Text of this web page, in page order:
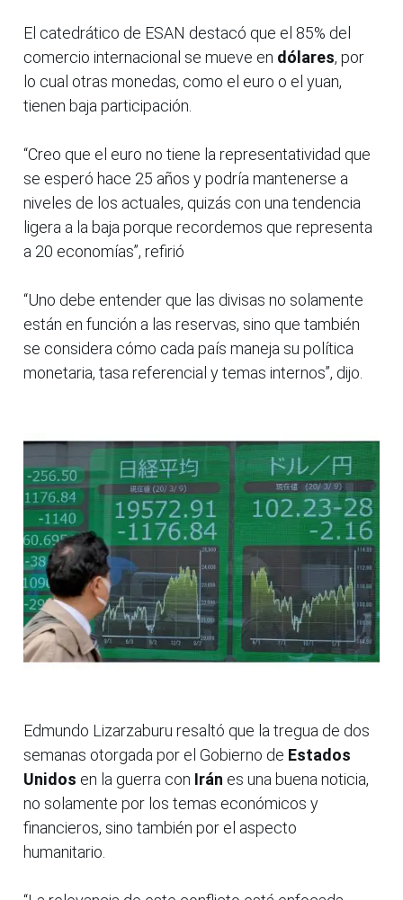
El catedrático de ESAN destacó que el 85% del
comercio internacional se mueve en dólares, por
lo cual otras monedas, como el euro o el yuan,
tienen baja participación.
“Creo que el euro no tiene la representatividad que
se esperó hace 25 años y podría mantenerse a
niveles de los actuales, quizás con una tendencia
ligera a la baja porque recordemos que representa
a 20 economías”, refirió
“Uno debe entender que las divisas no solamente
están en función a las reservas, sino que también
se considera cómo cada país maneja su política
monetaria, tasa referencial y temas internos”, dijo.
Edmundo Lizarzaburu resaltó que la tregua de dos
semanas otorgada por el Gobierno de Estados
Unidos en la guerra con Irán es una buena noticia,
no solamente por los temas económicos y
financieros, sino también por el aspecto
humanitario.